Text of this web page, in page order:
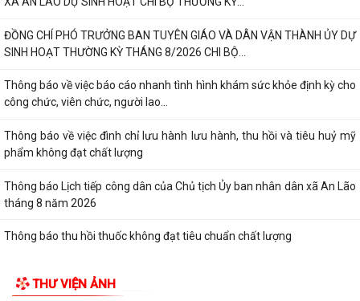
tháng 8 năm 2026
Thông báo thu hồi thuốc không đạt tiêu chuẩn chất lượng
ĐẢM AN TOÀN THỰC PHẨM TẠI CÁC CƠ SỞ SẢN...
hương tri ân các anh hùng liệt sĩ
CÁC GIA ĐÌNH CHÍNH SÁCH NHÂN DỊP 27/7
XÃ CHỦ TRÌ HỘI NGHỊ LÀM VIỆC VỚI BÍ THƯ...
ĐẢNG ỦY - HĐND - UBND - ỦY BAN MTTQ VIỆT NAM XÃ AN LÃO
THĂM, TẶNG QUÀ GIA ĐÌNH CHÍNH SÁCH NHÂN KỶ...
THƯ VIỆN ẢNH